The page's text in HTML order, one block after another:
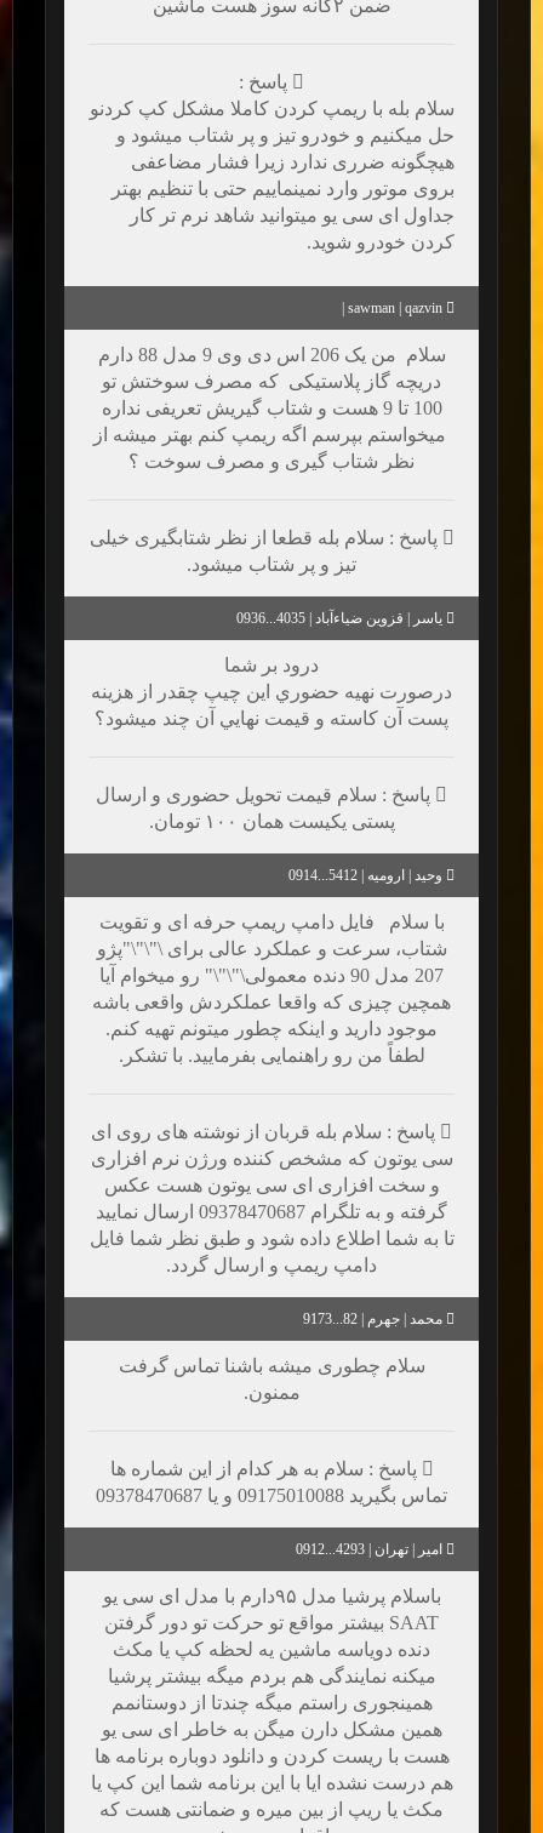
ضمن ۲گانه سوز هست ماشین
پاسخ :
سلام بله با ریمپ کردن کاملا مشکل کپ کردنو
حل میکنیم و خودرو تیز و پر شتاب میشود و
هیچگونه ضرری ندارد زیرا فشار مضاعفی
بروی موتور وارد نمینماییم حتی با تنظیم بهتر
جداول ای سی یو میتوانید شاهد نرم تر کار
کردن خودرو شوید.
سلام من یک 206 اس دی وی 9 مدل 88 دارم
دریچه گاز پلاستیکی که مصرف سوختش تو
100 تا 9 هست و شتاب گیریش تعریفی نداره
میخواستم بپرسم اگه ریمپ کنم بهتر میشه از
نظر شتاب گیری و مصرف سوخت ؟
پاسخ : سلام بله قطعا از نظر شتابگیری خیلی
تیز و پر شتاب میشود.
یاسر | قزوین ضیاءآباد | 4035...0936
درود بر شما
درصورت نهيه حضوري اين چيپ چقدر از هزينه
پست آن كاسته و قيمت نهايي آن چند ميشود؟
پاسخ : سلام قیمت تحویل حضوری و ارسال
پستی یکیست همان ۱۰۰ تومان.
وحید | ارومیه | 5412...0914
با سلام فایل دامپ ریمپ حرفه ای و تقویت
شتاب، سرعت و عملکرد عالی برای \"\"\"پژو
207 مدل 90 دنده معمولی\"\"\" رو میخوام آیا
همچین چیزی که واقعا عملکردش واقعی باشه
موجود دارید و اینکه چطور میتونم تهیه کنم.
لطفاً من رو راهنمایی بفرمایید. با تشکر.
پاسخ : سلام بله قربان از نوشته های روی ای
سی یوتون که مشخص کننده ورژن نرم افزاری
و سخت افزاری ای سی یوتون هست عکس
گرفته و به تلگرام 09378470687 ارسال نمایید
تا به شما اطلاع داده شود و طبق نظر شما فایل
دامپ ریمپ و ارسال گردد.
محمد | جهرم | 82...9173
سلام چطوری میشه باشنا تماس گرفت
ممنون.
پاسخ : سلام به هر کدام از این شماره ها
تماس بگیرید 09175010088 و یا 09378470687
امیر | تهران | 4293...0912
باسلام پرشیا مدل ۹۵دارم با مدل ای سی یو
SAAT بیشتر مواقع تو حرکت تو دور گرفتن
دنده دویاسه ماشین یه لحظه کپ یا مکث
میکنه نمایندگی هم بردم میگه بیشتر پرشیا
همینجوری راستم میگه چندتا از دوستانمم
همین مشکل دارن میگن به خاطر ای سی یو
هست با ریست کردن و دانلود دوباره برنامه ها
هم درست نشده ایا با این برنامه شما این کپ یا
مکث یا ریپ از بین میره و ضمانتی هست که